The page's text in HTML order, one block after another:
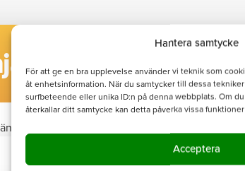
Hantera samtycke
För att ge en bra upplevelse använder vi teknik som
åt enhetsinformation. När du samtycker till dessa
surfbeteende eller unika ID:n på denna webbplats. Om
återkallar ditt samtycke kan detta påverka vissa
Acceptera
dig?
och ska lämnas oförändrat.